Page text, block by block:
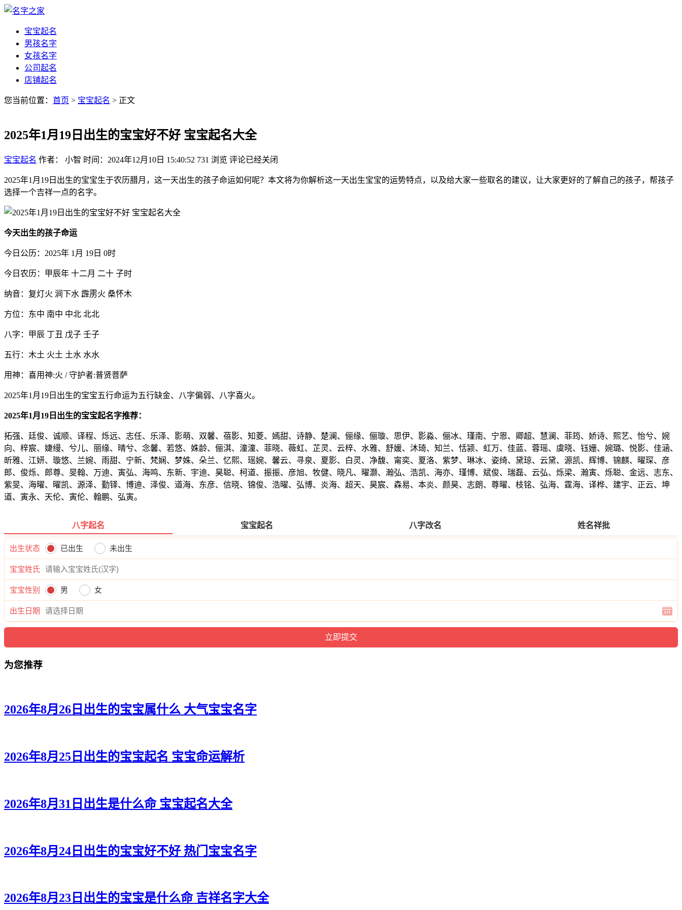
宝宝起名
男孩名字
女孩名字
公司起名
店铺起名
您当前位置： 首页 > 宝宝起名 > 正文
2025年1月19日出生的宝宝好不好 宝宝起名大全
宝宝起名 作者： 小智 时间：2024年12月10日 15:40:52 731 浏览 评论已经关闭
2025年1月19日出生的宝宝生于农历腊月，这一天出生的孩子命运如何呢？本文将为你解析这一天出生宝宝的运势特点，以及给大家一些取名的建议，让大家更好的了解自己的孩子，帮孩子
选择一个吉祥一点的名字。
今天出生的孩子命运
今日公历：2025年 1月 19日 0时
今日农历：甲辰年 十二月 二十 子时
纳音：复灯火 涧下水 霹雳火 桑怀木
方位：东中 南中 中北 北北
八字：甲辰 丁丑 戊子 壬子
五行：木土 火土 土水 水水
用神：喜用神:火 / 守护者:普贤菩萨
2025年1月19日出生的宝宝五行命运为五行缺金、八字偏弱、八字喜火。
2025年1月19日出生的宝宝起名字推荐：
拓强、廷俊、诚顺、译程、烁远、志任、乐泽、影萌、双馨、蓓影、知菱、嫣甜、诗静、楚澜、俪缘、俪璇、思伊、影淼、俪冰、瑾南、宁恩、卿超、慧澜、菲筠、娇诗、熙艺、怡兮、婉
向、梓宸、婕缦、兮儿、丽缘、晴兮、念馨、若悠、姝龄、俪淇、潼潼、菲晓、薇虹、芷灵、云梓、水雅、舒媛、沐琦、知兰、恬颍、虹万、佳蓝、蓉瑶、虞晓、钰姗、婉璐、悦影、佳涵、
昕雅、江妍、璇悠、兰婉、雨甜、宁新、梵娴、梦姝、朵兰、忆熙、瑶婉、馨云、寻泉、夏影、白灵、净馥、甯奕、夏洛、紫梦、琳冰、姿绮、黛琼、云黛、源凯、辉博、锦麒、曜琛、彦
郎、俊烁、郎尊、旻翰、万迪、寅弘、海鸣、东新、宇迪、昊聪、柯道、振振、彦旭、牧健、晓凡、曜灏、瀚弘、浩凯、海亦、瑾博、斌俊、瑞磊、云弘、烁梁、瀚寅、烁聪、金远、志东、
紫旻、海曜、曜凯、源泽、勤铎、博迪、泽俊、道海、东彦、信晓、锦俊、浩曜、弘博、炎海、超天、昊宸、森易、本炎、颜昊、志朗、尊曜、枝铭、弘海、霆海、译桦、建宇、正云、坤
道、寅永、天伦、寅伦、翰鹏、弘寅。
八字起名 宝宝起名 八字改名 姓名祥批
出生状态 已出生 未出生
宝宝姓氏
宝宝性别 男 女
出生日期
为您推荐
2026年8月26日出生的宝宝属什么 大气宝宝名字
2026年8月25日出生的宝宝起名 宝宝命运解析
2026年8月31日出生是什么命 宝宝起名大全
2026年8月24日出生的宝宝好不好 热门宝宝名字
2026年8月23日出生的宝宝是什么命 吉祥名字大全